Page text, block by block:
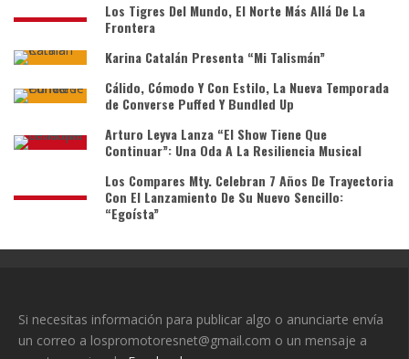
Los Tigres Del Mundo, El Norte Más Allá De La
Frontera
Karina Catalán Presenta “Mi Talismán”
Cálido, Cómodo Y Con Estilo, La Nueva Temporada
de Converse Puffed Y Bundled Up
Arturo Leyva Lanza “El Show Tiene Que
Continuar”: Una Oda A La Resiliencia Musical
Los Compares Mty. Celebran 7 Años De Trayectoria
Con El Lanzamiento De Su Nuevo Sencillo:
“Egoísta”
Si necesitas información para publicar algo o anunciarte envía
un correo a lospromotoresnet@gmail.com o un mensaje a